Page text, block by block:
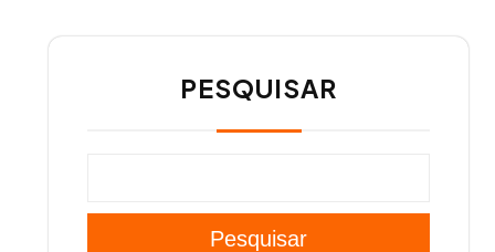
PESQUISAR
Pesquisar